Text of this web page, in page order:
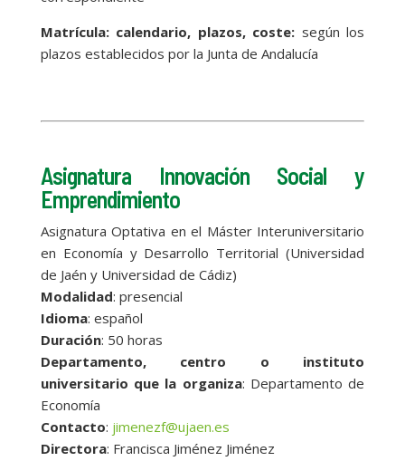
Matrícula: calendario, plazos, coste: según los
plazos establecidos por la Junta de Andalucía
Asignatura Innovación Social y
Emprendimiento
Asignatura Optativa en el Máster Interuniversitario
en Economía y Desarrollo Territorial (Universidad
de Jaén y Universidad de Cádiz)
Modalidad: presencial
Idioma: español
Duración: 50 horas
Departamento, centro o instituto
universitario que la organiza: Departamento de
Economía
Contacto: jimenezf@ujaen.es
Directora: Francisca Jiménez Jiménez